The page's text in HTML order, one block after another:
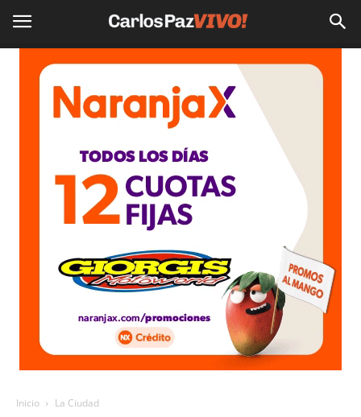
Inicio La Ciudad